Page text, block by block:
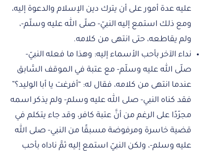
عليه عدة أمور على أن يترك دين الإسلام والدعوة إليه،
ومع ذلك استمع إليه النبيّ- صلّى الله عليه وسلّم-،
ولم يقاطعه، حتى انتهى من كلامه.
نداء الآخر بأحب الأسماء إليه: وهذا ما فعله النبيّ-
صلّى الله عليه وسلّم- مع عتبة في الموقف السَّابق
عندما انتهى من كلامه، فقال له: “أفرغت يا أبا الوليد؟”
فقد كناه النبي- صلى الله عليه وسلم- ولم يذكر اسمه
مجرّدًا على الرغم من أنَّ عتبة كافر، وقد جاء يتكلم في
قضية خاسرة ومرفوضة مسبقًا من النبي- صلى الله
عليه وسلم-، ولكن النبيّ استمع إليه ثمَّ ناداه بأحب